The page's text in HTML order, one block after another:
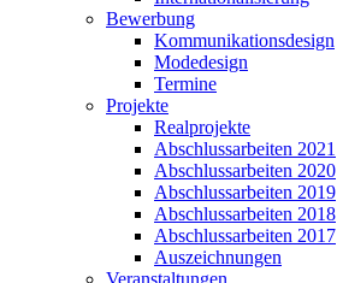
Bewerbung
Kommunikationsdesign
Modedesign
Termine
Projekte
Realprojekte
Abschlussarbeiten 2021
Abschlussarbeiten 2020
Abschlussarbeiten 2019
Abschlussarbeiten 2018
Abschlussarbeiten 2017
Auszeichnungen
Veranstaltungen